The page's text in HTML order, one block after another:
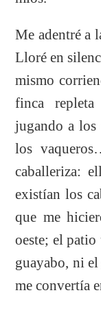
Me adentré a
Lloré en
mismo
finca
jugando a
los
caballeriza:
existían los
que me
oeste; el patio
guayabo, ni
me convertía